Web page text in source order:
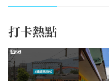
打卡熱點